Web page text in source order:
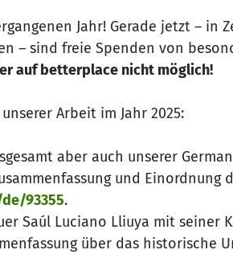
Jahr! Gerade jetzt – in
– sind freie Spenden von
auf betterplace nicht möglich!
Arbeit im Jahr 2025:
aber auch unserer
und Einordnung
93355.
Saúl Luciano Lliuya mit seiner
über das historische